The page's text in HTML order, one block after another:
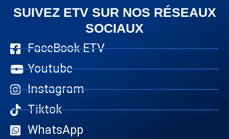
SUIVEZ ETV SUR NOS RÉSEAUX
SOCIAUX
FaceBook ETV
Youtube
Instagram
Tiktok
WhatsApp